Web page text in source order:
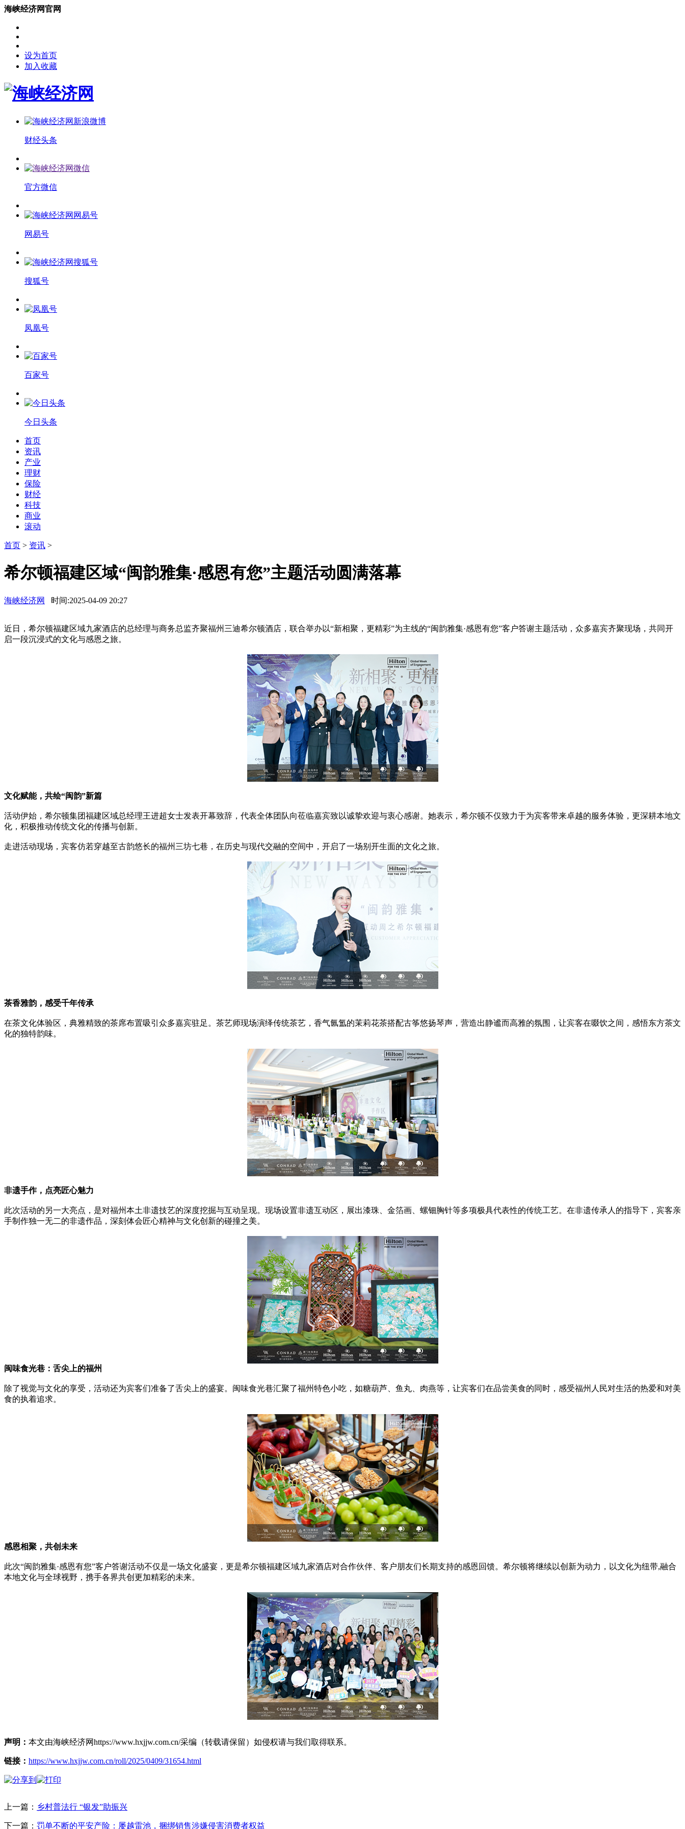
海峡经济网官网
设为首页
加入收藏
财经头条
官方微信
网易号
搜狐号
凤凰号
百家号
今日头条
首页
资讯
产业
理财
保险
财经
科技
商业
滚动
首页 > 资讯 >
希尔顿福建区域“闽韵雅集·感恩有您”主题活动圆满落幕
海峡经济网 时间:2025-04-09 20:27
近日，希尔顿福建区域九家酒店的总经理与商务总监齐聚福州三迪希尔顿酒店，联合举办以“新相聚，更精彩”为主线的“闽韵雅集·感恩有您”客户答谢主题活动，众多嘉宾齐聚现场，共同开
启一段沉浸式的文化与感恩之旅。
文化赋能，共绘“闽韵”新篇
活动伊始，希尔顿集团福建区域总经理王进超女士发表开幕致辞，代表全体团队向莅临嘉宾致以诚挚欢迎与衷心感谢。她表示，希尔顿不仅致力于为宾客带来卓越的服务体验，更深耕本地文
化，积极推动传统文化的传播与创新。
走进活动现场，宾客仿若穿越至古韵悠长的福州三坊七巷，在历史与现代交融的空间中，开启了一场别开生面的文化之旅。
茶香雅韵，感受千年传承
在茶文化体验区，典雅精致的茶席布置吸引众多嘉宾驻足。茶艺师现场演绎传统茶艺，香气氤氲的茉莉花茶搭配古筝悠扬琴声，营造出静谧而高雅的氛围，让宾客在啜饮之间，感悟东方茶文
化的独特韵味。
非遗手作，点亮匠心魅力
此次活动的另一大亮点，是对福州本土非遗技艺的深度挖掘与互动呈现。现场设置非遗互动区，展出漆珠、金箔画、螺钿胸针等多项极具代表性的传统工艺。在非遗传承人的指导下，宾客亲
手制作独一无二的非遗作品，深刻体会匠心精神与文化创新的碰撞之美。
闽味食光巷：舌尖上的福州
除了视觉与文化的享受，活动还为宾客们准备了舌尖上的盛宴。闽味食光巷汇聚了福州特色小吃，如糖葫芦、鱼丸、肉燕等，让宾客们在品尝美食的同时，感受福州人民对生活的热爱和对美
食的执着追求。
感恩相聚，共创未来
此次“闽韵雅集·感恩有您”客户答谢活动不仅是一场文化盛宴，更是希尔顿福建区域九家酒店对合作伙伴、客户朋友们长期支持的感恩回馈。希尔顿将继续以创新为动力，以文化为纽带,融合
本地文化与全球视野，携手各界共创更加精彩的未来。
声明： 本文由海峡经济网https://www.hxjjw.com.cn/采编（转载请保留）如侵权请与我们取得联系。
链接： https://www.hxjjw.com.cn/roll/2025/0409/31654.html
上一篇： 乡村普法行 “银发”助振兴
下一篇： 罚单不断的平安产险：屡越雷池，捆绑销售涉嫌侵害消费者权益